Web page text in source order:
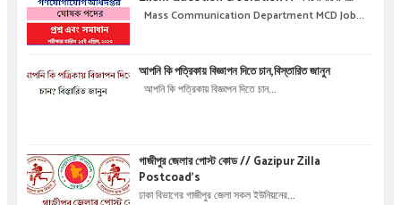
অধিদপ্তরে নিয়োগ পরীক্ষার প্রশ্ন এবং সমাধান
Mass Communication Department MCD Job...
আপনি কি পত্রিকায় বিজ্ঞাপন দিতে চান,বিস্তারিত জানুন
আপনি কি পত্রিকায় বিজ্ঞাপন দিতে চান...
গাজীপুর জেলার পোস্ট কোড // Gazipur Zilla
Postcoad's
ঢাকা বিভাগের গাজীপুর জেলা সকল ইউনিয়নের...